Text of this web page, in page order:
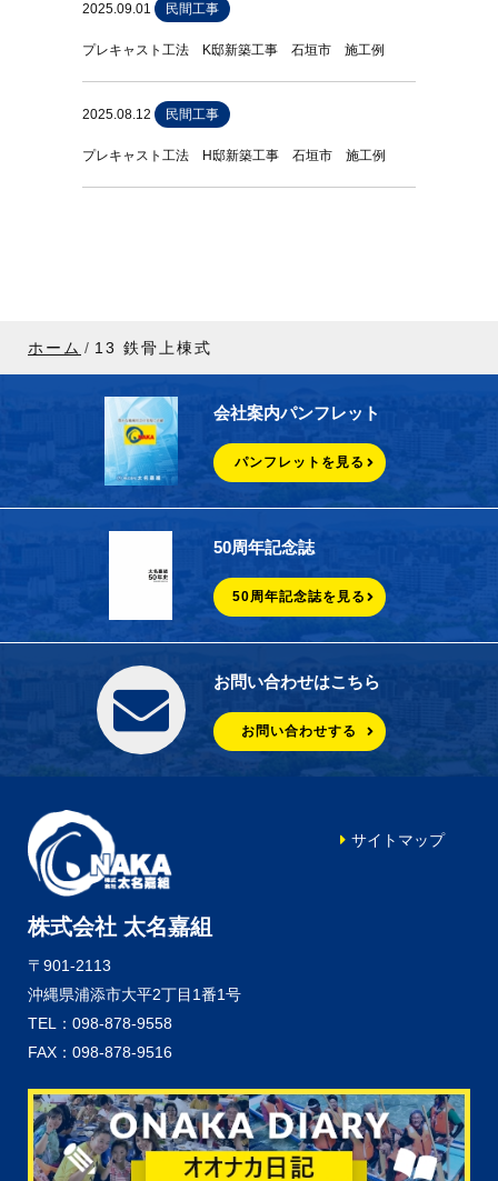
2025.09.01 民間工事
プレキャスト工法 K邸新築工事 石垣市 施工例
2025.08.12 民間工事
プレキャスト工法 H邸新築工事 石垣市 施工例
ホーム 13 鉄骨上棟式
会社案内パンフレット
パンフレットを見る
50周年記念誌
50周年記念誌を見る
お問い合わせはこちら
お問い合わせする
株式会社 太名嘉組
〒901-2113
沖縄県浦添市大平2丁目1番1号
TEL：098-878-9558
FAX：098-878-9516
サイトマップ